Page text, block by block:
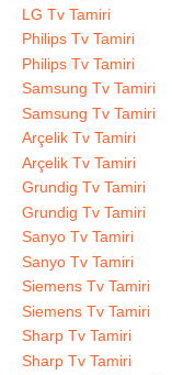
LG Tv Tamiri
Philips Tv Tamiri
Philips Tv Tamiri
Samsung Tv Tamiri
Samsung Tv Tamiri
Arçelik Tv Tamiri
Arçelik Tv Tamiri
Grundig Tv Tamiri
Grundig Tv Tamiri
Sanyo Tv Tamiri
Sanyo Tv Tamiri
Siemens Tv Tamiri
Siemens Tv Tamiri
Sharp Tv Tamiri
Sharp Tv Tamiri